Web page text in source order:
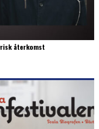
återkomst